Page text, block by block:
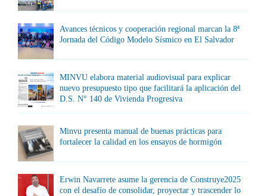
Avances técnicos y cooperación regional marcan la 8ª
Jornada del Código Modelo Sísmico en El Salvador
MINVU elabora material audiovisual para explicar
nuevo presupuesto tipo que facilitará la aplicación del
D.S. N° 140 de Vivienda Progresiva
Minvu presenta manual de buenas prácticas para
fortalecer la calidad en los ensayos de hormigón
Erwin Navarrete asume la gerencia de Construye2025
con el desafío de consolidar, proyectar y trascender lo